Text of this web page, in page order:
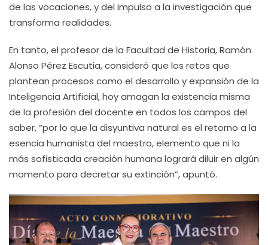
de las vocaciones, y del impulso a la investigación que
transforma realidades.
En tanto, el profesor de la Facultad de Historia, Ramón
Alonso Pérez Escutia, consideró que los retos que
plantean procesos como el desarrollo y expansión de la
Inteligencia Artificial, hoy amagan la existencia misma
de la profesión del docente en todos los campos del
saber, “por lo que la disyuntiva natural es el retorno a la
esencia humanista del maestro, elemento que ni la
más sofisticada creación humana logrará diluir en algún
momento para decretar su extinción”, apuntó.